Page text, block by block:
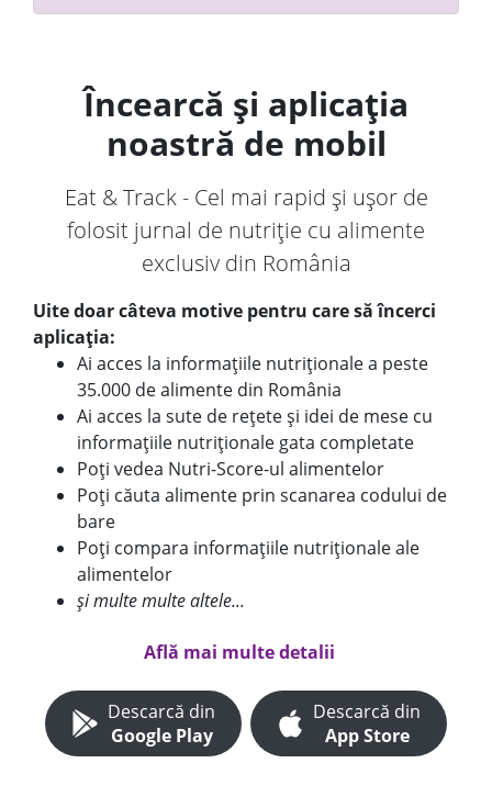
Încearcă și aplicația
noastră de mobil
Eat & Track - Cel mai rapid și ușor de
folosit jurnal de nutriție cu alimente
exclusiv din România
Uite doar câteva motive pentru care să încerci
aplicația:
Ai acces la informațiile nutriționale a peste
35.000 de alimente din România
Ai acces la sute de rețete și idei de mese cu
informațiile nutriționale gata completate
Poți vedea Nutri-Score-ul alimentelor
Poți căuta alimente prin scanarea codului de
bare
Poți compara informațiile nutriționale ale
alimentelor
și multe multe altele...
Află mai multe detalii
Descarcă din
Google Play
Descarcă din
App Store